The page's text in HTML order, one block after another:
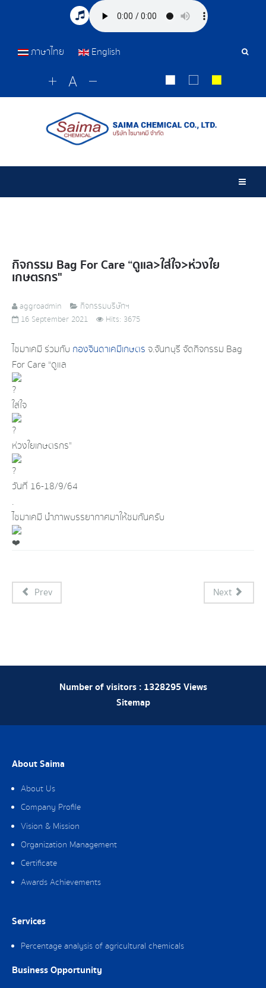
ภาษาไทย English
กิจกรรม Bag For Care “ดูแล>ใส่ใจ>ห่วงใย
เกษตรกร"
aggroadmin
กิจกรรมบริษัทฯ
16 September 2021
Hits: 3675
ไซมาเคมี ร่วมกับ กองจินดาเคมีเกษตร จ.จันทบุรี จัดกิจกรรม Bag
For Care “ดูแล
ใส่ใจ
ห่วงใยเกษตรกร"
วันที่ 16-18/9/64
.
ไซมาเคมี นำภาพบรรยากาศมาให้ชมกันครับ
Prev Next
Number of visitors : 1328295Views
Sitemap
About Saima
About Us
Company Profile
Vision & Mission
Organization Management
Certificate
Awards Achievements
Services
Percentage analysis of agricultural chemicals
Business Opportunity